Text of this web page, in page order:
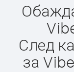
След
за